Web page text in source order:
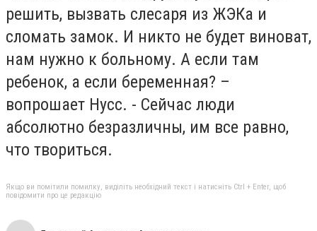
решить, вызвать слесаря из ЖЭКа и
сломать замок. И никто не будет виноват,
нам нужно к больному. А если там
ребенок, а если беременная? –
вопрошает Нусс. - Сейчас люди
абсолютно безразличны, им все равно,
что твориться.
Якщо ви помітили помилку, виділіть необхідний текст і натисніть Ctrl + Enter, щоб
повідомити про це редакцію